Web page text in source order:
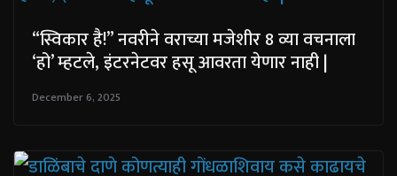
“स्विकार है!” नवरीने वराच्या मजेशीर 8 व्या वचनाला
‘हो’ म्हटले, इंटरनेटवर हसू आवरता येणार नाही |
December 6, 2025